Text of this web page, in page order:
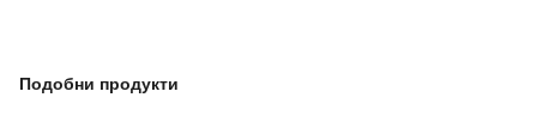
Подобни продукти